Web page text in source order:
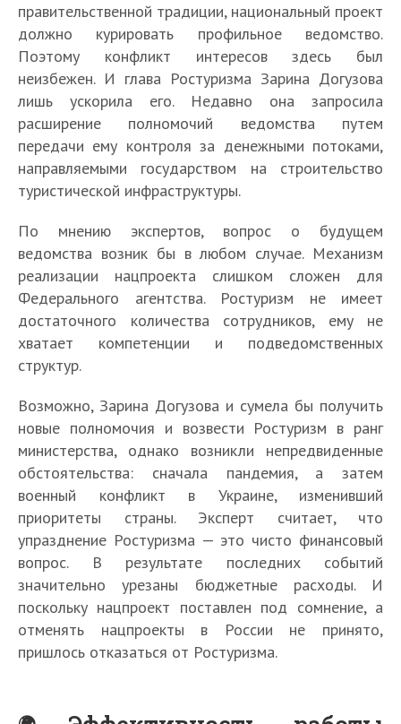
правительственной традиции, национальный проект
должно курировать профильное ведомство.
Поэтому конфликт интересов здесь был
неизбежен. И глава Ростуризма Зарина Догузова
лишь ускорила его. Недавно она запросила
расширение полномочий ведомства путем
передачи ему контроля за денежными потоками,
направляемыми государством на строительство
туристической инфраструктуры.
По мнению экспертов, вопрос о будущем
ведомства возник бы в любом случае. Механизм
реализации нацпроекта слишком сложен для
Федерального агентства. Ростуризм не имеет
достаточного количества сотрудников, ему не
хватает компетенции и подведомственных
структур.
Возможно, Зарина Догузова и сумела бы получить
новые полномочия и возвести Ростуризм в ранг
министерства, однако возникли непредвиденные
обстоятельства: сначала пандемия, а затем
военный конфликт в Украине, изменивший
приоритеты страны. Эксперт считает, что
упразднение Ростуризма — это чисто финансовый
вопрос. В результате последних событий
значительно урезаны бюджетные расходы. И
поскольку нацпроект поставлен под сомнение, а
отменять нацпроекты в России не принято,
пришлось отказаться от Ростуризма.